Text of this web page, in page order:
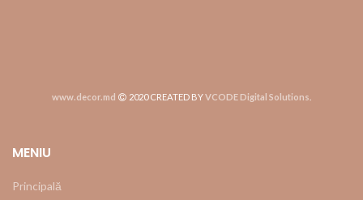
www.decor.md 2020 CREATED BYVCODE Digital Solutions
MENIU
Principală